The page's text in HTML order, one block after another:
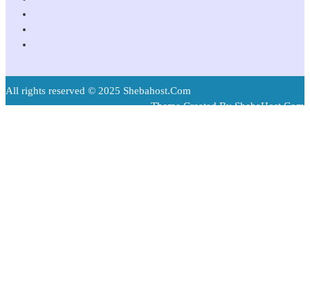
All rights reserved © 2025 Shebahost.Com
Theme Created By ShebaHost.Com